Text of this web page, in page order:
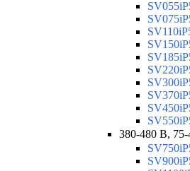
380-480 В,